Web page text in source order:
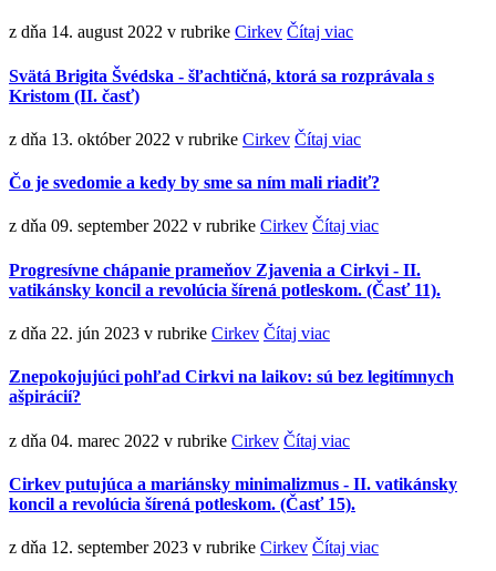
z dňa 14. august 2022 v rubrike Cirkev Čítaj viac
Svätá Brigita Švédska - šľachtičná, ktorá sa rozprávala s
Kristom (II. časť)
z dňa 13. október 2022 v rubrike Cirkev Čítaj viac
Čo je svedomie a kedy by sme sa ním mali riadiť?
z dňa 09. september 2022 v rubrike Cirkev Čítaj viac
Progresívne chápanie prameňov Zjavenia a Cirkvi - II.
vatikánsky koncil a revolúcia šírená potleskom. (Časť 11).
z dňa 22. jún 2023 v rubrike Cirkev Čítaj viac
Znepokojujúci pohľad Cirkvi na laikov: sú bez legitímnych
ašpirácií?
z dňa 04. marec 2022 v rubrike Cirkev Čítaj viac
Cirkev putujúca a mariánsky minimalizmus - II. vatikánsky
koncil a revolúcia šírená potleskom. (Časť 15).
z dňa 12. september 2023 v rubrike Cirkev Čítaj viac